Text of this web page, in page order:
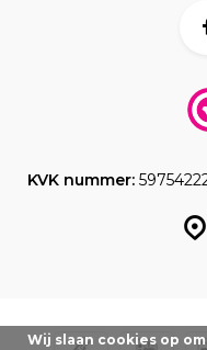
KVK nummer:
Wij slaan cookies op